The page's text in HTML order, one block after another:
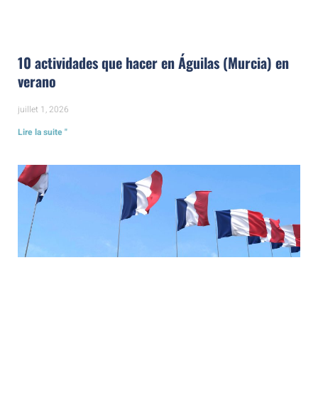
10 actividades que hacer en Águilas (Murcia) en
verano
juillet 1, 2026
Lire la suite "